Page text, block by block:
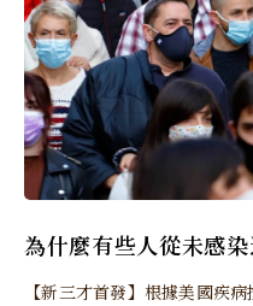
為什麼有些人從未感
【新三才首發】根據美國疾